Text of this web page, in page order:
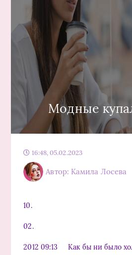
Модные
16:48, 05.02.2023
Автор: Камила Лосева
10.
02.
2012 09:13 Как бы ни было